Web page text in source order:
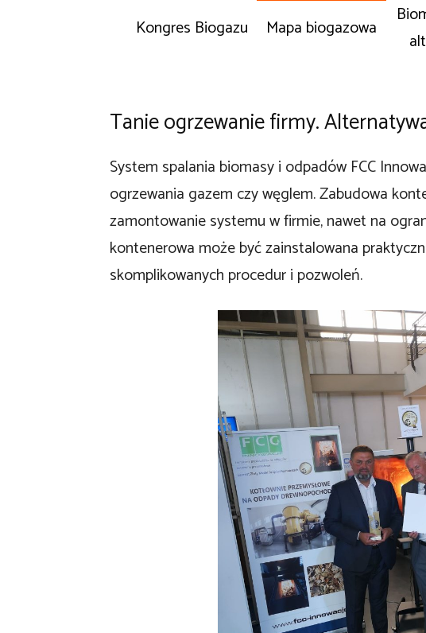
Kongres Biogazu Mapa biogazowa
Tanie ogrzewanie firmy.
System spalania biomasy i odpadów FCC
ogrzewania gazem czy węglem. Zabudowa
zamontowanie systemu w firmie, nawet na
kontenerowa może być zainstalowana
skomplikowanych procedur i pozwoleń.